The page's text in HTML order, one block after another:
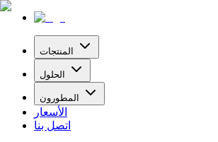
المنتجات
الحلول
المطورون
الأسعار
اتصل بنا